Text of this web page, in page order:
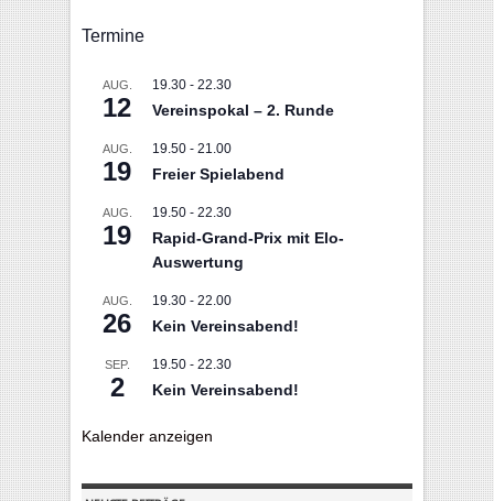
Termine
AUG.
12
19.30 - 22.30
Vereinspokal – 2. Runde
AUG.
19
19.50 - 21.00
Freier Spielabend
AUG.
19
19.50 - 22.30
Rapid-Grand-Prix mit Elo-
Auswertung
AUG.
26
19.30 - 22.00
Kein Vereinsabend!
SEP.
2
19.50 - 22.30
Kein Vereinsabend!
Kalender anzeigen